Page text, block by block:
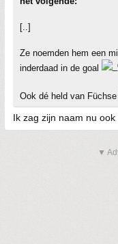
[..]
Ze noemden hem een
inderdaad in de goal
Ook dé held van Füchse
Ik zag zijn naam nu ook
▼